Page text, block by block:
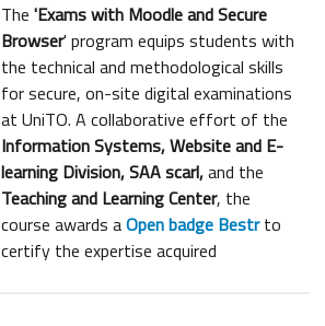
The'Exams with Moodle and Secure
Browser' program equips students with
the technical and methodological skills
for secure, on-site digital examinations
at UniTO. A collaborative effort of the
Information Systems, Website and E-
learning Division,SAA scarl,and the
Teaching and Learning Center, the
course awards aOpen badge Bestrto
certify the expertise acquired